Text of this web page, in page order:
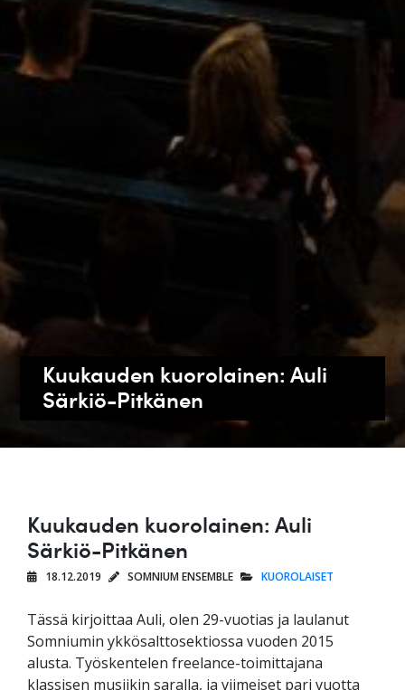
Kuukauden kuorolainen: Auli
Särkiö-Pitkänen
Kuukauden kuorolainen: Auli
Särkiö-Pitkänen
18.12.2019 SOMNIUM ENSEMBLE KUOROLAISET
Tässä kirjoittaa Auli, olen 29-vuotias ja laulanut
Somniumin ykkösalttosektiossa vuoden 2015
alusta. Työskentelen freelance-toimittajana
klassisen musiikin saralla, ja viimeiset pari vuotta